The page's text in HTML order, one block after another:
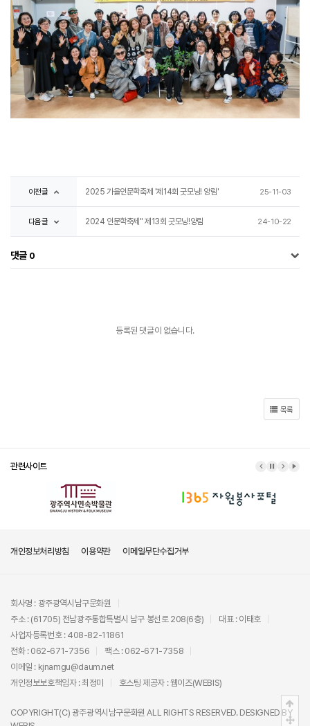
이전글 2025 가을인문학축제 '제14회 굿모닝! 양림' 25-11-03
다음글 2024 인문학축제" 제13회 굿모닝!양림 24-10-22
댓글 0
등록된 댓글이 없습니다.
목록
관련사이트 이전 배너
배너 정지
다음 배
배
개인정보처리방침 이용약관 이메일무단수집거부
회사명 : 광주광역시남구문화원
주소 : (61705) 전남광주통합특별시 남구 봉선로 208(6층)
대표 : 이태호
사업자등록번호 : 408-82-11861
전화 : 062-671-7356
팩스 : 062-671-7358
이메일 : kjnamgu@daum.net
개인정보보호책임자 : 최정미
호스팅 제공자 :웹이즈(WEBIS)
COPYRIGHT(C) 광주광역시남구문화원 ALL RIGHTS RESERVED. DESIGNED BY
중